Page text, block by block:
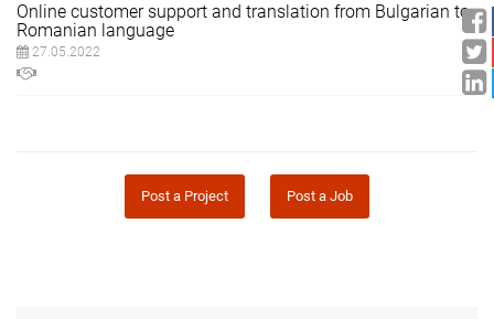
Online customer support and translation from Bulgarian to
Romanian language
27.05.2022
Post a Project Post a Job